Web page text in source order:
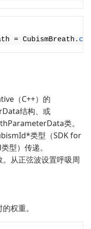
= CubismBreath.
（C++）的
结构、或
类。
类型（SDK for
型）传递。
从正弦波设置呼吸周
权重。